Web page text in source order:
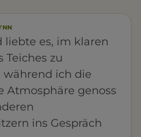
liebte es, im klaren
Teiches zu
während ich die
Atmosphäre genoss
ins Gespräch